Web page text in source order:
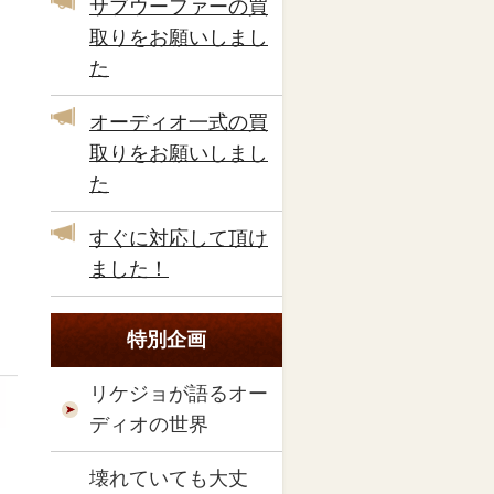
サブウーファーの買
取りをお願いしまし
た
オーディオ一式の買
取りをお願いしまし
た
すぐに対応して頂け
ました！
特別企画
リケジョが語るオー
ディオの世界
壊れていても大丈